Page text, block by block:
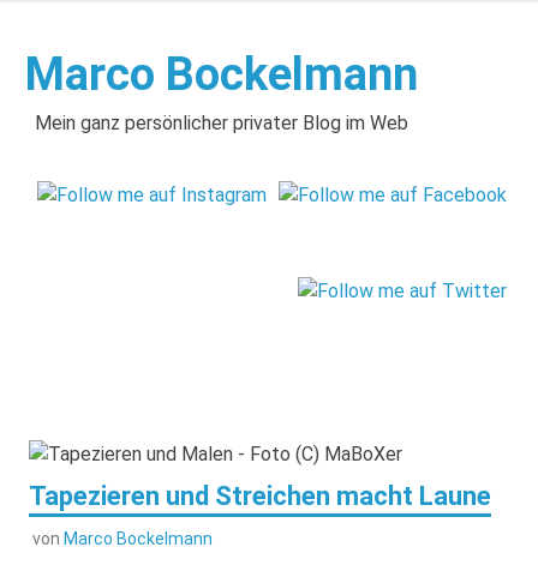
springen
Marco Bockelmann
Mein ganz persönlicher privater Blog im Web
Tapezieren und Streichen macht Laune
von Marco Bockelmann